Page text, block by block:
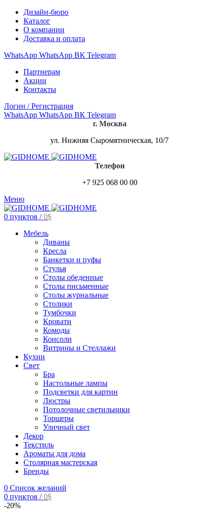
Дизайн-бюро
Каталог
О компании
Доставка и оплата
WhatsApp WhatsApp ВК Telegram
Партнерам
Акции
Контакты
Логин / Регистрация
WhatsApp WhatsApp ВК Telegram
г. Москва
ул. Нижняя Сыромятническая, 10/7
Телефон
+7 925 068 00 00
Меню
0 пунктов / 0$
Мебель
Диваны
Кресла
Банкетки и пуфы
Стулья
Столы обеденные
Столы письменные
Столы журнальные
Столики
Тумбочки
Кровати
Комоды
Консоли
Витрины и Стеллажи
Кухни
Свет
Бра
Настольные лампы
Подсветки для картин
Люстры
Потолочные светильники
Торшеры
Уличный свет
Декор
Текстиль
Ароматы для дома
Столярная мастерская
Бренды
0 Список желаний
0 пунктов / 0$
-20%